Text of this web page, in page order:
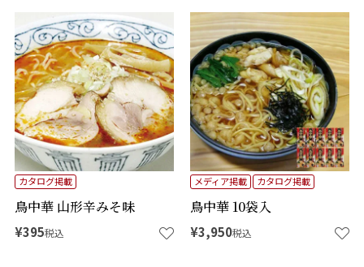
鳥中華 山形辛みそ味
カタログ掲載
¥395税込
鳥中華 10袋入
メディア掲載 カタログ掲載
¥3,950税込